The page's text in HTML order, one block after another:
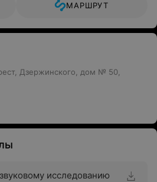
МАРШРУТ
Дзержинского, дом № 50,
исследованию